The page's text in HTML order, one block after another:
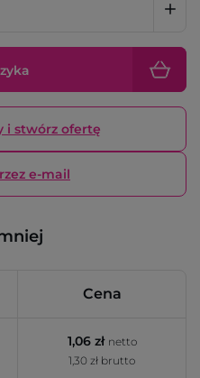
i stwórz ofertę
e-mail
Cena
1,06 zł netto
1,30 zł brutto